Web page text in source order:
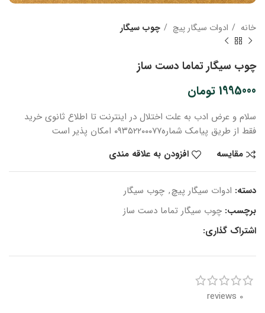
خانه ادوات سیگار پیچ چوب سیگار
چوب سیگار تماما دست ساز
1995000 تومان
سلام و عرض ادب به علت اختلال در اینترنت تا اطلاع ثانوی خرید
فقط از طریق پیامک شماره۰۹۳۵۲۲۰۰۰۷۷ امکان پذیر است
مقایسه
افزودن به علاقه مندی
دسته: ادوات سیگار پیچ, چوب سیگار
برچسب: چوب سیگار تماما دست ساز
اشتراک گذاری:
0 reviews